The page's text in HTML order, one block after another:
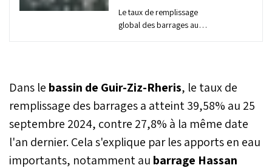
Le taux de remplissage
global des barrages au
l'année dernière. Ces
pluies améliorent les
perspectives de la
campagne agricole dans
plusieurs régions.
Dans le bassin de Guir-Ziz-Rheris, le taux de
remplissage des barrages a atteint 39,58% au 25
septembre 2024, contre 27,8% à la même date
l'an dernier. Cela s'explique par les apports en eau
importants, notamment au barrage Hassan